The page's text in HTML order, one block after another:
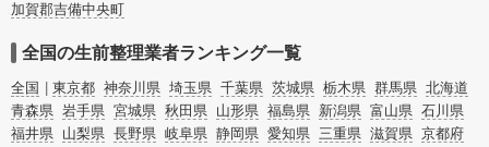
加賀郡吉備中央町
全国の生前整理業者ランキング一覧
全国 東京都 神奈川県 埼玉県 千葉県 茨城県 栃木県 群馬県 北海道
青森県 岩手県 宮城県 秋田県 山形県 福島県 新潟県 富山県 石川県
福井県 山梨県 長野県 岐阜県 静岡県 愛知県 三重県 滋賀県 京都府